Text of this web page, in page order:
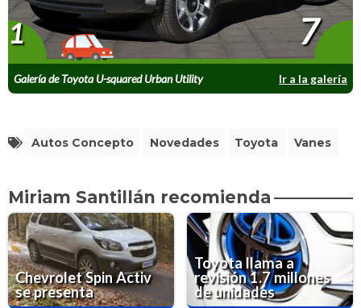
Galería de Toyota U-squared Urban Utility
Concept
Ir a la galería
1 7
Autos Concepto Novedades Toyota Vanes
Miriam Santillán recomienda
Chevrolet Spin Activ
se presenta
Toyota llama a
revisión 1.7 millones
de unidades